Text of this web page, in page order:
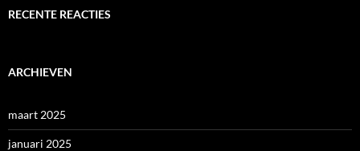
RECENTE REACTIES
ARCHIEVEN
maart 2025
januari 2025